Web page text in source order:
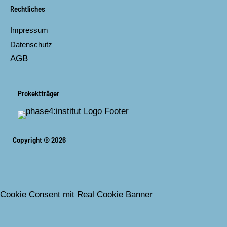
Rechtliches
Impressum
Datenschutz
AGB
Prokektträger
Copyright © 2026
Cookie Consent mit Real Cookie Banner